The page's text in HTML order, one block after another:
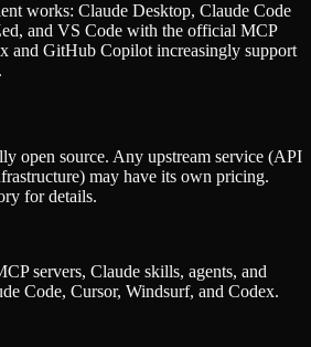
works: Claude Desktop, Claude Code
and VS Code with the official MCP
and GitHub Copilot increasingly support
open source. Any upstream service (API
may have its own pricing.
for details.
servers, Claude skills, agents, and
Code, Cursor, Windsurf, and Codex.